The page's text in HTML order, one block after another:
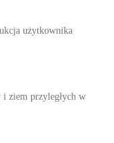
użytkownika
i ziem przyległych w